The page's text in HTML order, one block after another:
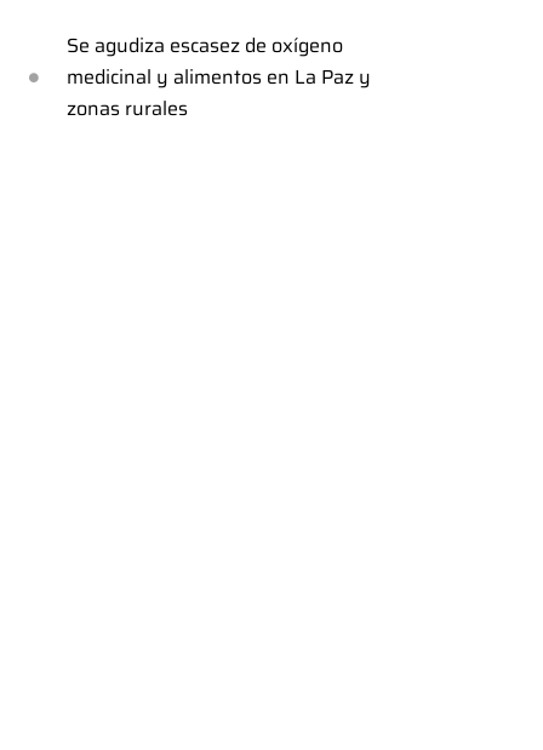
Se agudiza escasez de oxígeno
medicinal y alimentos en La Paz y
zonas rurales